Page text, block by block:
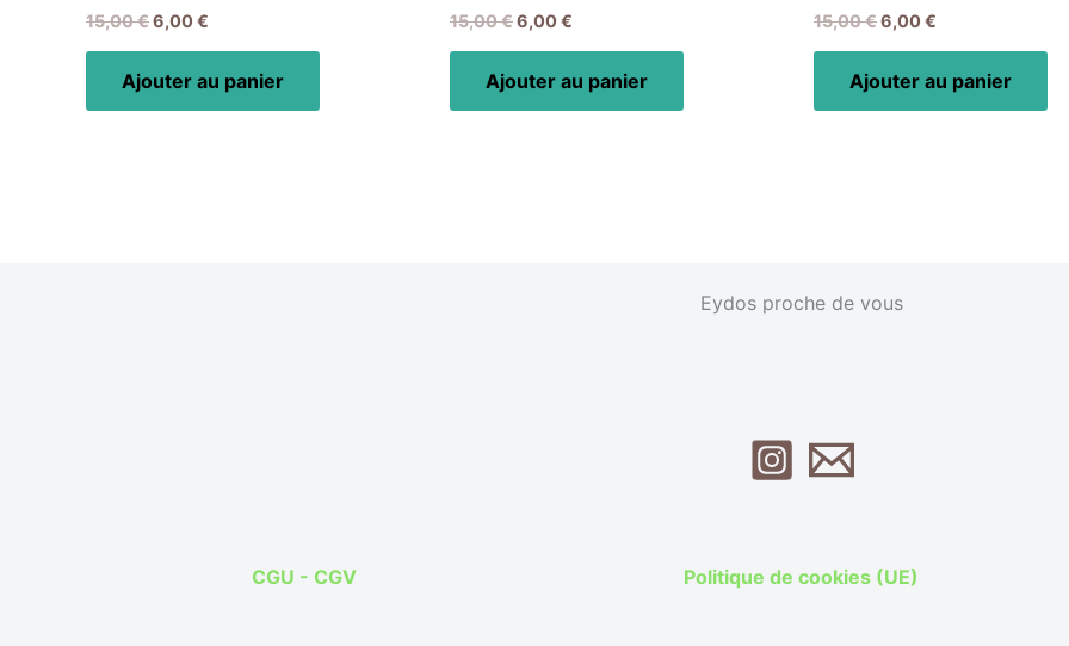
15,00€6,00 €
Ajouter au panier
15,00€6,00 €
Ajouter au panier
15,00€6,00 €
Ajouter au panier
Eydos proche de vous
CGU - CGV Politique de cookies (UE)